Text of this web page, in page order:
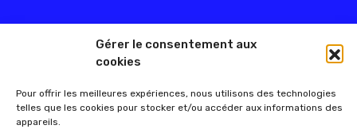
Gérer le consentement aux
cookies
Pour offrir les meilleures expériences, nous utilisons des technologies
telles que les cookies pour stocker et/ou accéder aux informations des
appareils.